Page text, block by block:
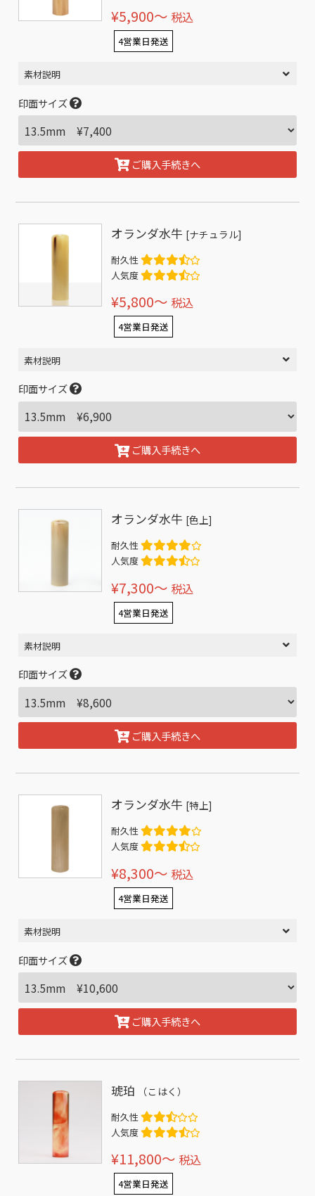
¥5,900〜 税込
4営業日発送
素材説明
印面サイズ
ご購入手続きへ
オランダ水牛 [ナチュラル]
耐久性
人気度
¥5,800〜 税込
4営業日発送
素材説明
印面サイズ
ご購入手続きへ
オランダ水牛 [色上]
耐久性
人気度
¥7,300〜 税込
4営業日発送
素材説明
印面サイズ
ご購入手続きへ
オランダ水牛 [特上]
耐久性
人気度
¥8,300〜 税込
4営業日発送
素材説明
印面サイズ
ご購入手続きへ
琥珀 （こはく）
耐久性
人気度
¥11,800〜 税込
4営業日発送